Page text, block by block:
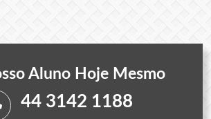
Aluno Hoje Mesmo
44 3142 1188